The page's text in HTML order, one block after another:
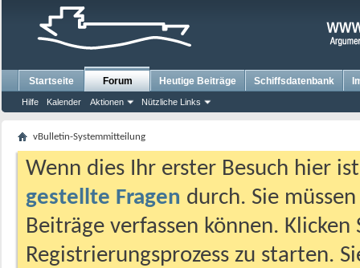
Startseite Forum
Hilfe Kalender Aktionen Nützliche Links
Heutige Beiträge Schiffsdatenbank
vBulletin-Systemmitteilung
Wenn dies Ihr erster Besuch hier
gestellte Fragen durch. Sie
Beiträge verfassen können.
Registrierungsprozess zu starten.